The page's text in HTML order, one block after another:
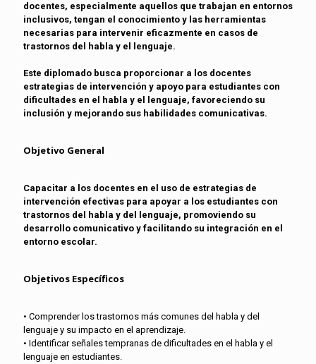
docentes, especialmente aquellos que trabajan en entornos
inclusivos, tengan el conocimiento y las herramientas
necesarias para intervenir eficazmente en casos de
trastornos del habla y el lenguaje.
Este diplomado busca proporcionar a los docentes
estrategias de intervención y apoyo para estudiantes con
dificultades en el habla y el lenguaje, favoreciendo su
inclusión y mejorando sus habilidades comunicativas.
Objetivo General
Capacitar a los docentes en el uso de estrategias de
intervención efectivas para apoyar a los estudiantes con
trastornos del habla y del lenguaje, promoviendo su
desarrollo comunicativo y facilitando su integración en el
entorno escolar.
Objetivos Específicos
• Comprender los trastornos más comunes del habla y del
lenguaje y su impacto en el aprendizaje.
• Identificar señales tempranas de dificultades en el habla y el
lenguaje en estudiantes.